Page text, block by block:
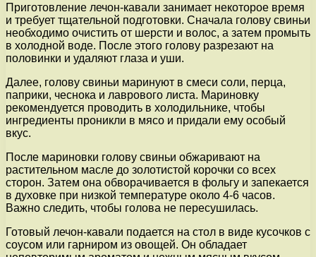
Приготовление лечон-кавали занимает некоторое время
и требует тщательной подготовки. Сначала голову свиньи
необходимо очистить от шерсти и волос, а затем промыть
в холодной воде. После этого голову разрезают на
половинки и удаляют глаза и уши.
Далее, голову свиньи маринуют в смеси соли, перца,
паприки, чеснока и лаврового листа. Мариновку
рекомендуется проводить в холодильнике, чтобы
ингредиенты проникли в мясо и придали ему особый
вкус.
После мариновки голову свиньи обжаривают на
растительном масле до золотистой корочки со всех
сторон. Затем она обворачивается в фольгу и запекается
в духовке при низкой температуре около 4-6 часов.
Важно следить, чтобы голова не пересушилась.
Готовый лечон-кавали подается на стол в виде кусочков с
соусом или гарниром из овощей. Он обладает